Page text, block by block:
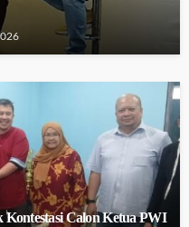
Calon Ketua PWI